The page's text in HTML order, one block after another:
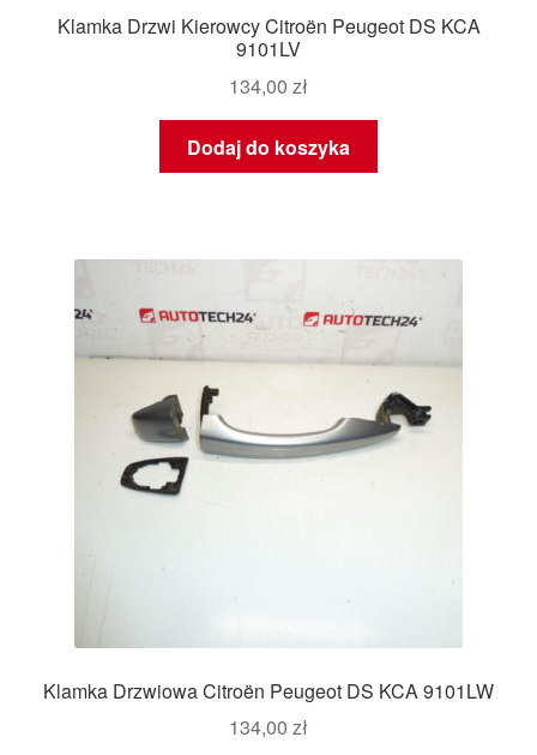
Klamka Drzwi Kierowcy Citroën Peugeot DS KCA
9101LV
134,00 zł
Dodaj do koszyka
Klamka Drzwiowa Citroën Peugeot DS KCA 9101LW
134,00 zł